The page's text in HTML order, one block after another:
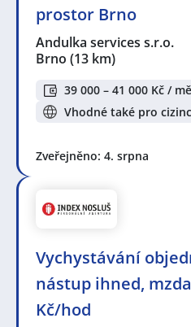
prostor Brno
Andulka services s.r.o.
Brno (13 km)
39 000 – 41 000 Kč /
Vhodné také pro
Zveřejněno: 4. srpna
Vychystávání
nástup ihned,
Kč/hod